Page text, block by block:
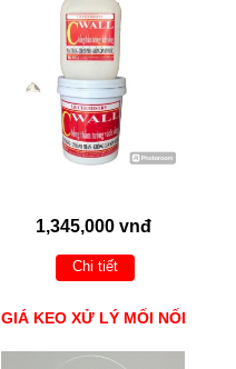
1,345,000 vnđ
Chi tiết
GIÁ KEO XỬ LÝ MỐI NỐI